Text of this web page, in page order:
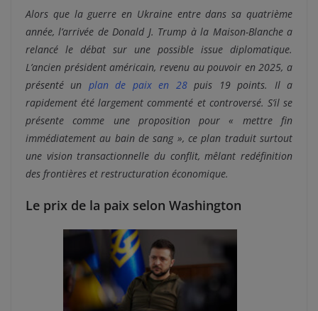
Alors que la guerre en Ukraine entre dans sa quatrième
année, l’arrivée de Donald J. Trump à la Maison-Blanche a
relancé le débat sur une possible issue diplomatique.
L’ancien président américain, revenu au pouvoir en 2025, a
présenté un plan de paix en 28puis 19 points. Il a
rapidement été largement commenté et controversé. S’il se
présente comme une proposition pour « mettre fin
immédiatement au bain de sang », ce plan traduit surtout
une vision transactionnelle du conflit, mêlant redéfinition
des frontières et restructuration économique.
Le prix de la paix selon Washington